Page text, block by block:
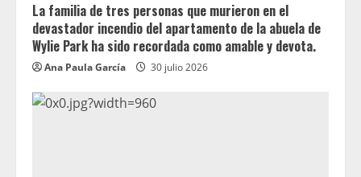
La familia de tres personas que murieron en el
devastador incendio del apartamento de la abuela de
Wylie Park ha sido recordada como amable y devota.
Ana Paula García 30 julio 2026